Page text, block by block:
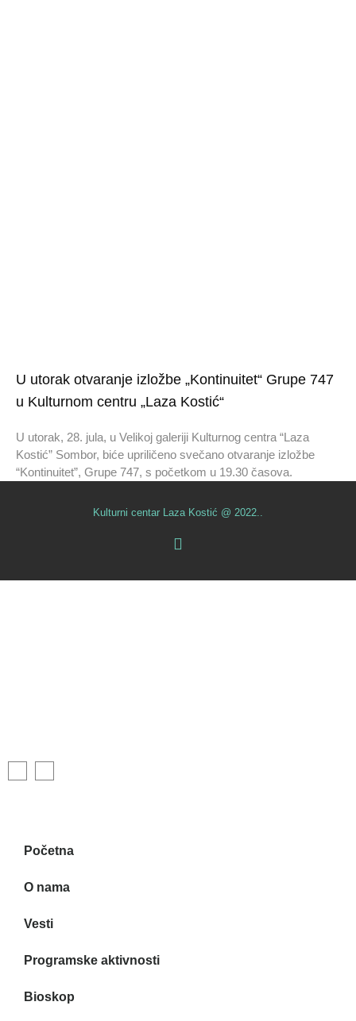
U utorak otvaranje izložbe „Kontinuitet“ Grupe 747
u Kulturnom centru „Laza Kostić“
U utorak, 28. jula, u Velikoj galeriji Kulturnog centra “Laza
Kostić” Sombor, biće upriličeno svečano otvaranje izložbe
“Kontinuitet”, Grupe 747, s početkom u 19.30 časova.
Kulturni centar Laza Kostić @ 2022..
Početna
O nama
Vesti
Programske aktivnosti
Bioskop